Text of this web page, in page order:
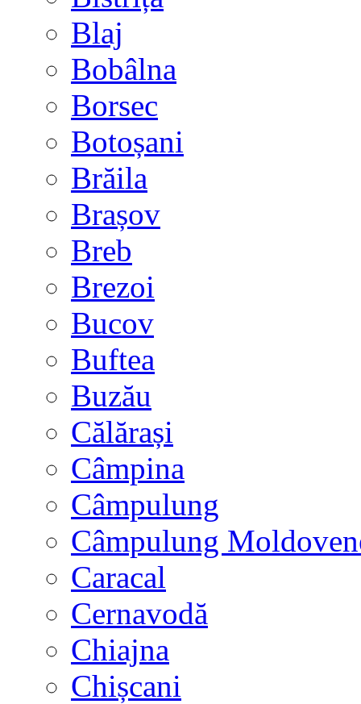
Blaj
Bobâlna
Borsec
Botoșani
Brăila
Brașov
Breb
Brezoi
Bucov
Buftea
Buzău
Călărași
Câmpina
Câmpulung
Câmpulung
Caracal
Cernavodă
Chiajna
Chișcani